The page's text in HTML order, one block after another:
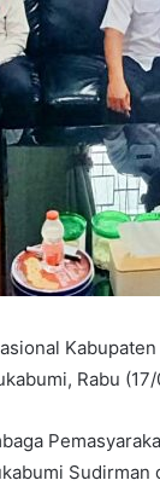
Rabu
Sudirman